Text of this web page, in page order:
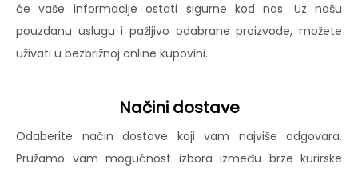
će vaše informacije ostati sigurne kod nas. Uz našu
pouzdanu uslugu i pažljivo odabrane proizvode, možete
uživati u bezbrižnoj online kupovini.
Načini dostave
Odaberite način dostave koji vam najviše odgovara.
Pružamo vam mogućnost izbora između brze kurirske